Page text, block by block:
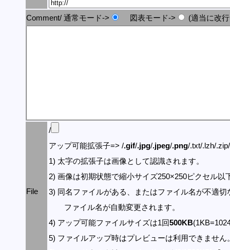
Comment/ 通常モード-> 図表モード-> (適当に改
File
/
アップ可能拡張子=> /.gif/.jpg/.jpeg/.png/.txt/.lzh/
1) 太字の拡張子は画像として認識されます。
2) 画像は初期状態で縮小サイズ250×250ピクセル以
3) 同名ファイルがある、またはファイル名が不適切
ファイル名が自動変更されます。
4) アップ可能ファイルサイズは1回500KB
5) ファイルアップ時はプレビューは利用できません